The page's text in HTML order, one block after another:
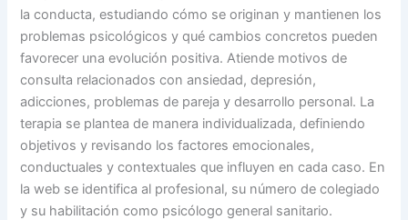
la conducta, estudiando cómo se originan y mantienen los
problemas psicológicos y qué cambios concretos pueden
favorecer una evolución positiva. Atiende motivos de
consulta relacionados con ansiedad, depresión,
adicciones, problemas de pareja y desarrollo personal. La
terapia se plantea de manera individualizada, definiendo
objetivos y revisando los factores emocionales,
conductuales y contextuales que influyen en cada caso. En
la web se identifica al profesional, su número de colegiado
y su habilitación como psicólogo general sanitario.